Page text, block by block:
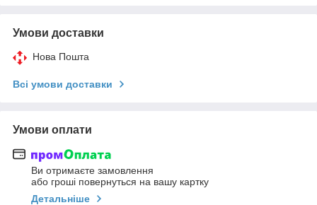
Умови доставки
Нова Пошта
Всі умови доставки
Умови оплати
Ви отримаєте замовлення
або гроші повернуться на вашу картку
Детальніше